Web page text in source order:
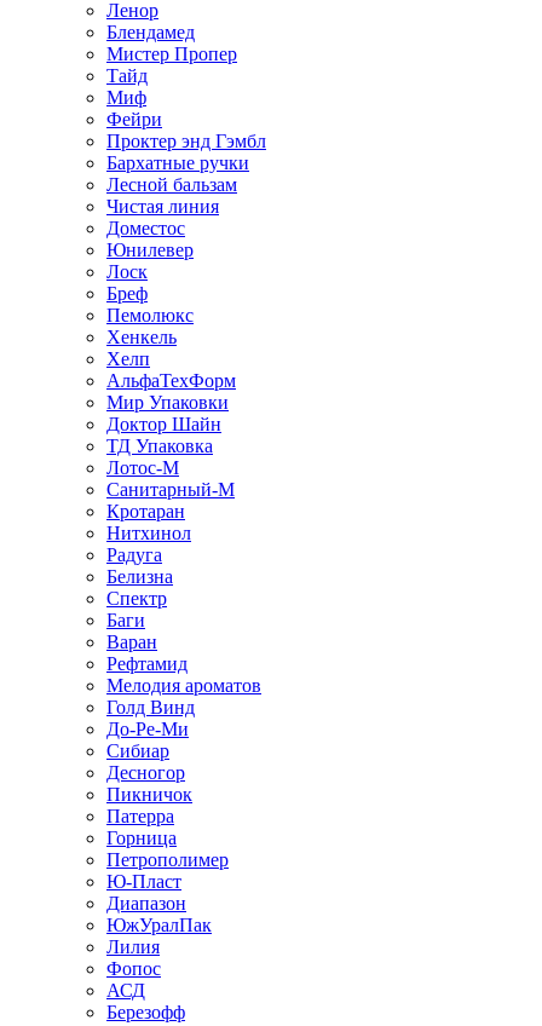
Ленор
Блендамед
Мистер Пропер
Тайд
Миф
Фейри
Проктер энд Гэмбл
Бархатные ручки
Лесной бальзам
Чистая линия
Доместос
Юнилевер
Лоск
Бреф
Пемолюкс
Хенкель
Хелп
АльфаТехФорм
Мир Упаковки
Доктор Шайн
ТД Упаковка
Лотос-М
Санитарный-М
Кротаран
Нитхинол
Радуга
Белизна
Спектр
Баги
Варан
Рефтамид
Мелодия ароматов
Голд Винд
До-Ре-Ми
Сибиар
Десногор
Пикничок
Патерра
Горница
Петрополимер
Ю-Пласт
Диапазон
ЮжУралПак
Лилия
Фопос
АСД
Березофф